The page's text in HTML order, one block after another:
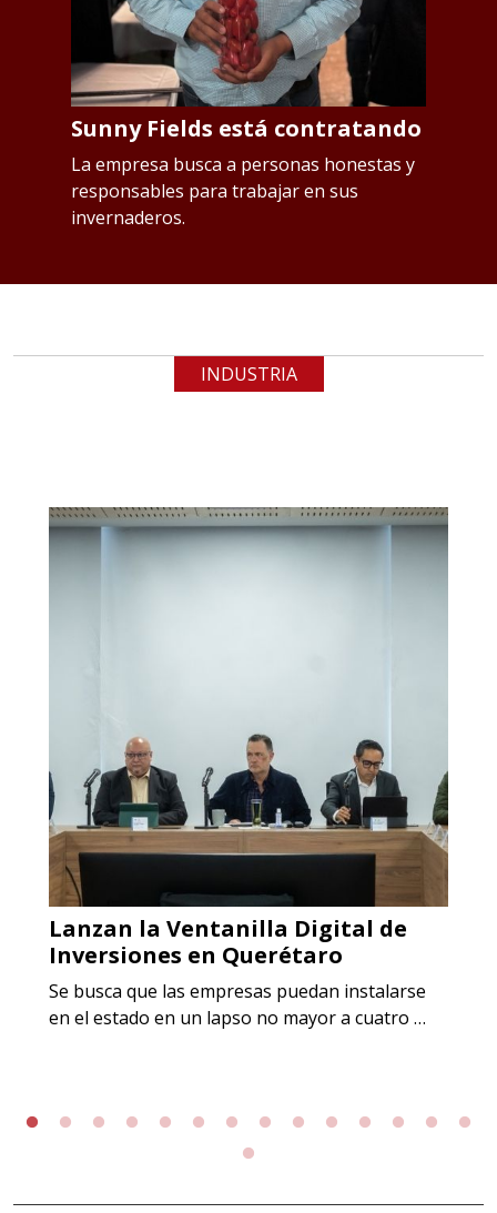
Sunny Fields está contratando
La empresa busca a personas honestas y
responsables para trabajar en sus
invernaderos.
INDUSTRIA
Lanzan la Ventanilla Digital de
Inversiones en Querétaro
Se busca que las empresas puedan instalarse
en el estado en un lapso no mayor a cuatro …